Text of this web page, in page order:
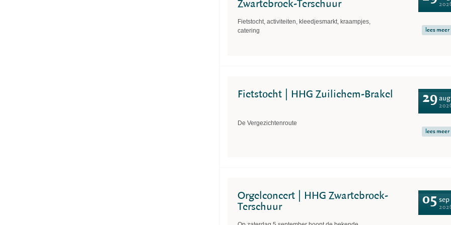
Zwartebroek-Terschuur
Fietstocht, activiteiten, kleedjesmarkt, kraampjes,
catering
lees meer
Fietstocht | HHG Zuilichem-Brakel 29aug
De Vergezichtenroute
lees meer
Orgelconcert | HHG Zwartebroek-
Terschuur
05 sep